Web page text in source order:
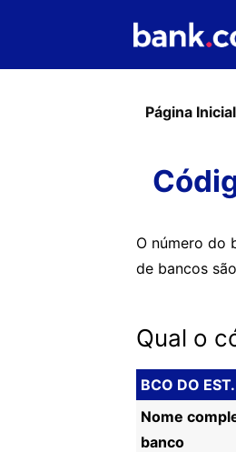
Página Inicial
O número do
de bancos
Qual o
BCO DO
Nome
banco